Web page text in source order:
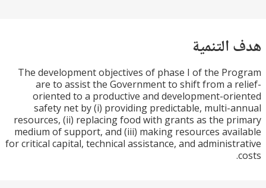
The development objectives of phase I of the
are to assist the Government to shift from a
oriented to a productive and development-
safety net by (i) providing predictable, multi-
resources, (ii) replacing food with grants as the
medium of support, and (iii) making resources
for critical capital, technical assistance, and